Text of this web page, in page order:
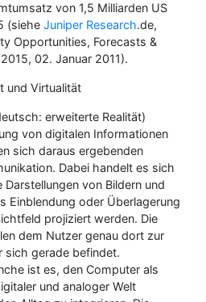
von 1,5 Milliarden US
(siehe Juniper Research.de,
Opportunities, Forecasts &
02. Januar 2011).
und Virtualität
erweiterte Realität)
von digitalen Informationen
sich daraus ergebenden
Dabei handelt es sich
von Bildern und
Einblendung oder Überlagerung
projiziert werden. Die
dem Nutzer genau dort zur
sich gerade befindet.
ist es, den Computer als
und analoger Welt